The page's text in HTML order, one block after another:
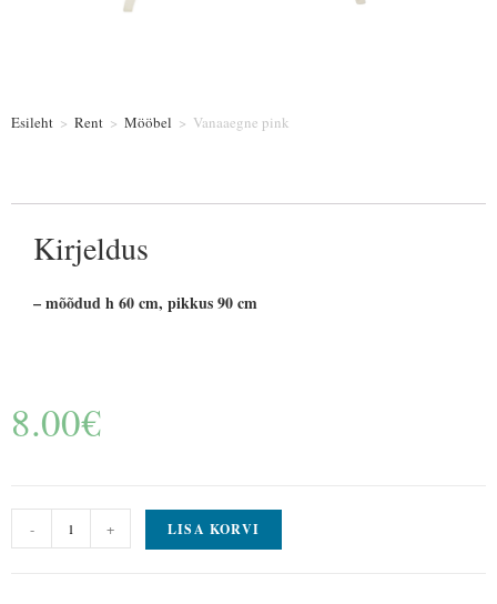
Esileht > Rent > Mööbel > Vanaaegne pink
Kirjeldus
– mõõdud h 60 cm, pikkus 90 cm
8.00€
- + LISA KORVI